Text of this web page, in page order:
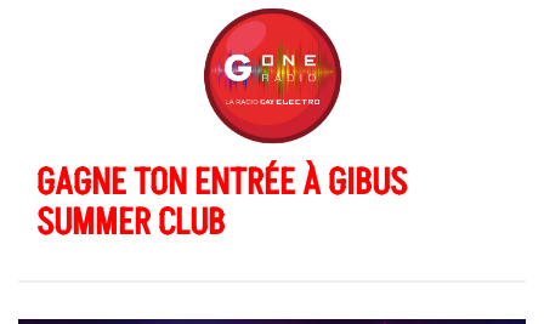
GAGNE TON ENTRÉE À GIBUS
SUMMER CLUB